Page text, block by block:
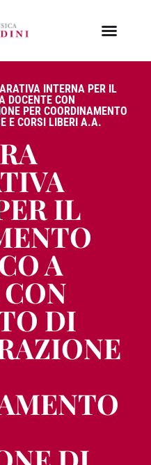
INTERNA PER IL
DOCENTE CON
PER COORDINAMENTO
E CORSI LIBERI A.A.
IL
A
DI